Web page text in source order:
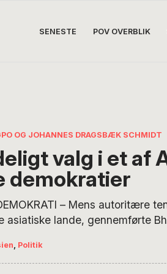
SENESTE POV OVERBLIK
OG JOHANNES DRAGSBÆK SCHMIDT
valg i et af
demokratier
– Mens autoritære
asiatiske lande, gennemførte
resulterede i store
– men det hele foregik
Politik